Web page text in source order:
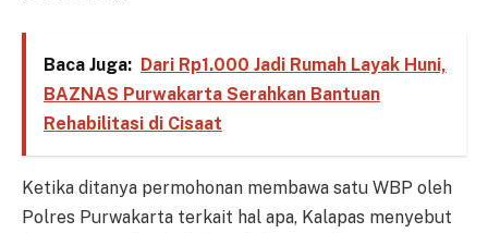
Baca Juga: Dari Rp1.000 Jadi Rumah Layak Huni,
BAZNAS Purwakarta Serahkan Bantuan
Rehabilitasi di Cisaat
Ketika ditanya permohonan membawa satu WBP oleh
Polres Purwakarta terkait hal apa, Kalapas menyebut